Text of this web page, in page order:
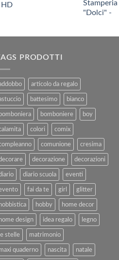
HD
PRODOTTI
articolo da regalo
battesimo bianco
bomboniera bomboniere boy
colori comix
comunione cresima
decorazione decorazioni
diario scuola eventi
fai da te girl glitter
hobbistica hobby home decor
home design idea regalo legno
le stelle matrimonio
quaderno nascita natale